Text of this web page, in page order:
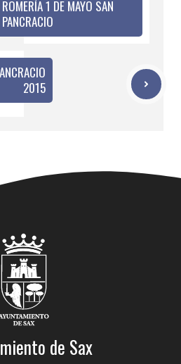
ROMERÍA 1 DE MAYO SAN
PANCRACIO
2015
de Sax